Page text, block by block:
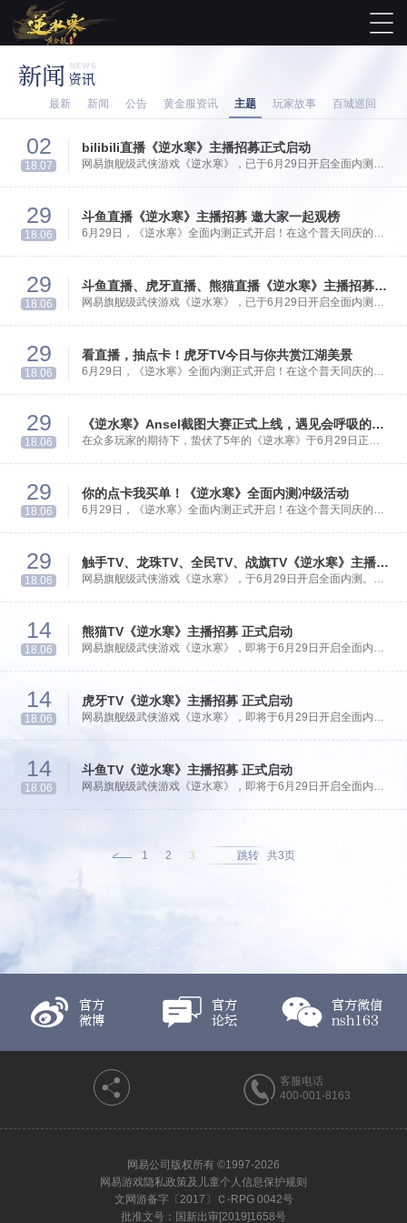
新闻 资讯
NEWS
最新 新闻 公告 黄金服资讯 主题 玩家故事 百城巡回
02
18.07
bilibili直播《逆水寒》主播招募正式启动
网易旗舰级武侠游戏《逆水寒》，已于6月29日开启全面内测。
加盟。
29
18.06
斗鱼直播《逆水寒》主播招募 邀大家一起观榜
6月29日，《逆水寒》全面内测正式开启！在这个普天同庆的日
29
18.06
斗鱼直播、虎牙直播、熊猫直播《逆水寒》主播招募开启
网易旗舰级武侠游戏《逆水寒》，已于6月29日开启全面内测。
游戏主播和玩家倾力加盟。
29
18.06
看直播，抽点卡！虎牙TV今日与你共赏江湖美景
6月29日，《逆水寒》全面内测正式开启！在这个普天同庆的日
29
18.06
《逆水寒》Ansel截图大赛正式上线，遇见会呼吸的江湖
在众多玩家的期待下，蛰伏了5年的《逆水寒》于6月29日正式
了北宋风华，真实而细腻。为了让玩家更好的记录游戏中的精美
画面，NVIDIA与逆水寒联合举办Ansel截图大赛。
29
18.06
你的点卡我买单！《逆水寒》全面内测冲级活动
6月29日，《逆水寒》全面内测正式开启！在这个普天同庆的日
29
18.06
触手TV、龙珠TV、全民TV、战旗TV《逆水寒》主播招募正式启动
网易旗舰级武侠游戏《逆水寒》，于6月29日开启全面内测。为
播招募活动，诚邀各大游戏主播和玩家倾力加盟。
14
18.06
熊猫TV《逆水寒》主播招募 正式启动
网易旗舰级武侠游戏《逆水寒》，即将于6月29日开启全面内
盟。
14
18.06
虎牙TV《逆水寒》主播招募 正式启动
网易旗舰级武侠游戏《逆水寒》，即将于6月29日开启全面内
盟。
14
18.06
斗鱼TV《逆水寒》主播招募 正式启动
网易旗舰级武侠游戏《逆水寒》，即将于6月29日开启全面内
1
2 3 跳转 共3页
官方
微博
官方
论坛
官方微信
nsh163
客服电话
400-001-8163
网易公司版权所有 ©1997-2026
网易游戏隐私政策及儿童个人信息保护规则
文网游备字〔2017〕Ｃ-RPG 0042号
批准文号：国新出审[2019]1658号